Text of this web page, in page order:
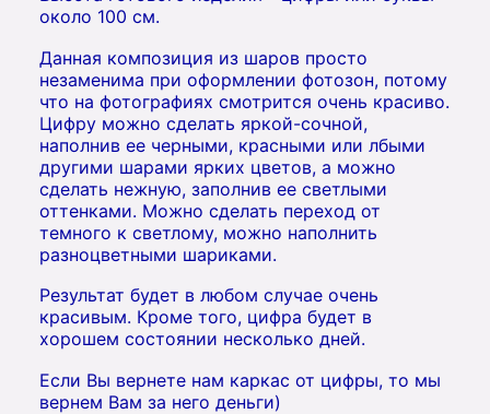
около 100 см.
Данная композиция из шаров просто
незаменима при оформлении фотозон, потому
что на фотографиях смотрится очень красиво.
Цифру можно сделать яркой-сочной,
наполнив ее черными, красными или лбыми
другими шарами ярких цветов, а можно
сделать нежную, заполнив ее светлыми
оттенками. Можно сделать переход от
темного к светлому, можно наполнить
разноцветными шариками.
Результат будет в любом случае очень
красивым. Кроме того, цифра будет в
хорошем состоянии несколько дней.
Если Вы вернете нам каркас от цифры, то мы
вернем Вам за него деньги)